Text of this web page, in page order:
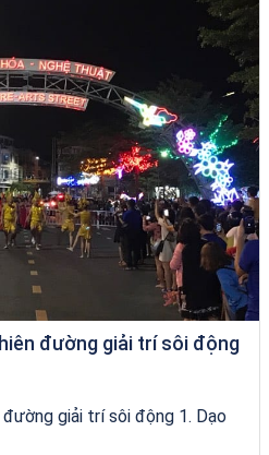
đường giải trí sôi động
giải trí sôi động 1. Dạo